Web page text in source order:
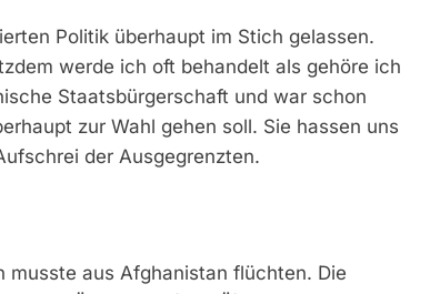
Politik überhaupt im Stich gelassen.
werde ich oft behandelt als gehöre ich
Staatsbürgerschaft und war schon
zur Wahl gehen soll. Sie hassen uns
der Ausgegrenzten.
musste aus Afghanistan flüchten. Die